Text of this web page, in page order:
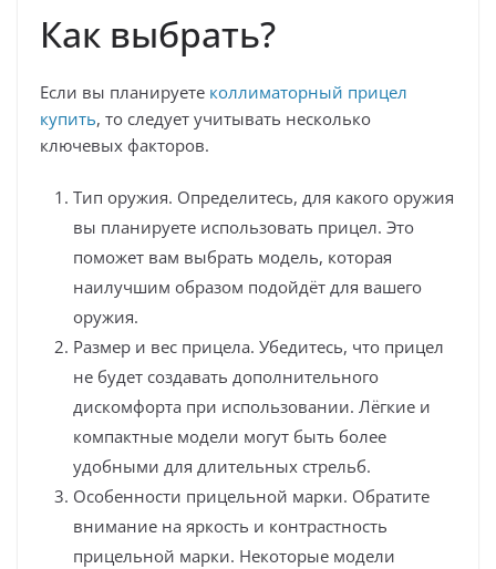
Как выбрать?
Если вы планируете коллиматорный прицел
купить, то следует учитывать несколько
ключевых факторов.
Тип оружия. Определитесь, для какого оружия
вы планируете использовать прицел. Это
поможет вам выбрать модель, которая
наилучшим образом подойдёт для вашего
оружия.
Размер и вес прицела. Убедитесь, что прицел
не будет создавать дополнительного
дискомфорта при использовании. Лёгкие и
компактные модели могут быть более
удобными для длительных стрельб.
Особенности прицельной марки. Обратите
внимание на яркость и контрастность
прицельной марки. Некоторые модели